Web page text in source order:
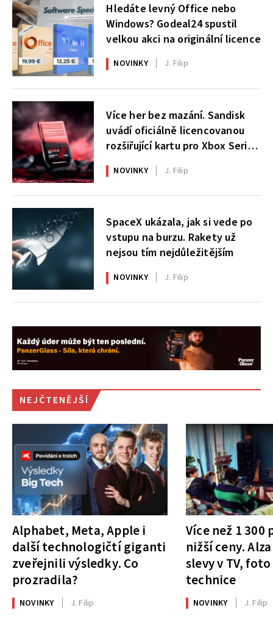
Hledáte levný Office nebo
Windows? Godeal24 spustil
velkou akci na originální licence
NOVINKY J. Filip
Více her bez mazání. Sandisk
uvádí oficiálně licencovanou
rozšiřující kartu pro Xbox Series
X|S
NOVINKY J. Filip
SpaceX ukázala, jak si vede po
vstupu na burzu. Rakety už
nejsou tím nejdůležitějším
NOVINKY J. Filip
NEJČTENĚJŠÍ
Alphabet, Meta, Apple i
další technologičtí giganti
zveřejnili výsledky. Co
prozradila?
NOVINKY J. Filip
Více než 1
nižší ceny.
slevy v TV,
technice
NOVINKY J. Filip